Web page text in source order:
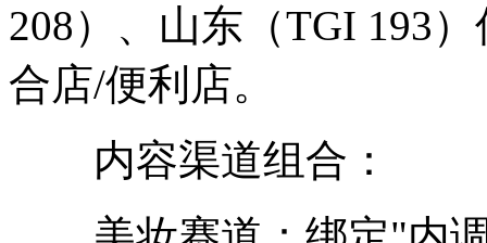
208）、山东（TGI 193
合店/便利店。
内容渠道组合：